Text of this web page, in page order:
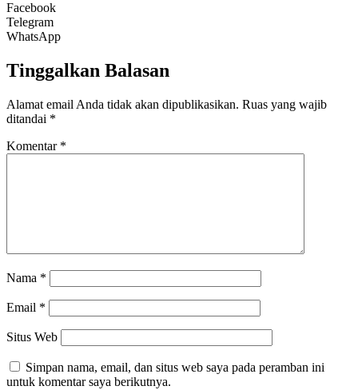
Facebook
Telegram
WhatsApp
Tinggalkan Balasan
Alamat email Anda tidak akan dipublikasikan. Ruas yang wajib
ditandai *
Komentar *
Nama *
Email *
Situs Web
Simpan nama, email, dan situs web saya pada peramban ini
untuk komentar saya berikutnya.